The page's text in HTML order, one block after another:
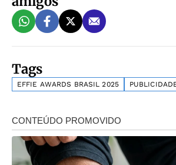
Tags
EFFIE AWARDS BRASIL 2025